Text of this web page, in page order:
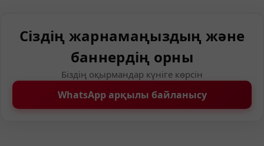
Сіздің жарнамаңыздың және
баннердің орны
Біздің оқырмандар күніге көрсін
WhatsApp арқылы байланысу